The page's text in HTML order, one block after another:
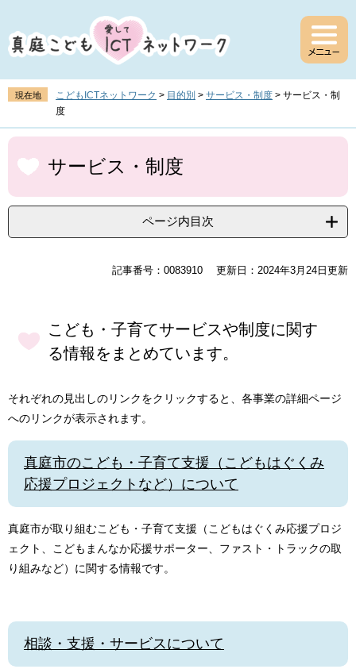
ジ
の
頭
す
。
ュ
ー
飛
し
て
へ
現在地 こどもICTネットワーク > 目的別 > サービス・制度 > サービス・制
度
本
文
サービス・制度
ページ内目次
記事番号：0083910 更新日：2024年3月24日更新
こども・子育てサービスや制度に関す
る情報をまとめています。
それぞれの見出しのリンクをクリックすると、各事業の詳細ページ
へのリンクが表示されます。
真庭市のこども・子育て支援（こどもはぐくみ
応援プロジェクトなど）について
真庭市が取り組むこども・子育て支援（こどもはぐくみ応援プロジ
ェクト、こどもまんなか応援サポーター、ファスト・トラックの取
り組みなど）に関する情報です。
相談・支援・サービスについて